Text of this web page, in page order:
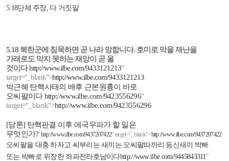
5.18단체 주장, 다 거짓말
5.18 북한군에 침묵하면 곧 나라 망합니다. 호미로 막을 재난을
가래로도 막지 못하는 재앙이 곧 올
것이다http://www.ilbe.com/9433121213"
target="_blank">http://www.ilbe.com/9433121213
박근혜 탄핵사태의 배후 근본원흉이 바로
오씨팔이다 http://www.ilbe.com/9423556296"
target="_blank">http://www.ilbe.com/9423556296
[담론] 탄핵판결 이후 애국우파가 할 일은
무엇인가? http://www.ilbe.com/9437207422" target="_blank">http://www.ilbe.com/9437207422
오씨팔을 대충 하자고 씨부리는 새끼는 오씨팔따까리 등신새끼 박빠
또는 박빠로 위장한 좌파전라호남이다http://www.ilbe.com/9445843311"